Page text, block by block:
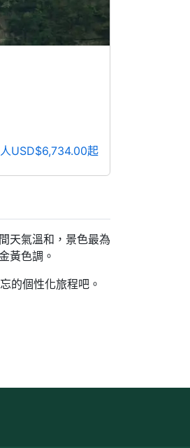
USD$6,734.00起
天氣溫和，景色最為
黃色調。
的個性化旅程吧。